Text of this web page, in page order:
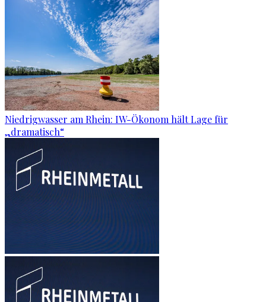
Niedrigwasser am Rhein: IW-Ökonom hält Lage für
„dramatisch“